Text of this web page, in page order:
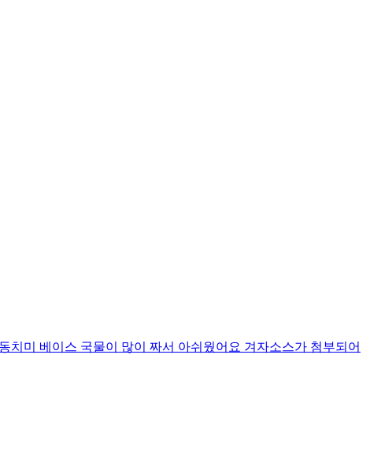
미 베이스 국물이 많이 짜서 아쉬웠어요 겨자소스가 첨부되어